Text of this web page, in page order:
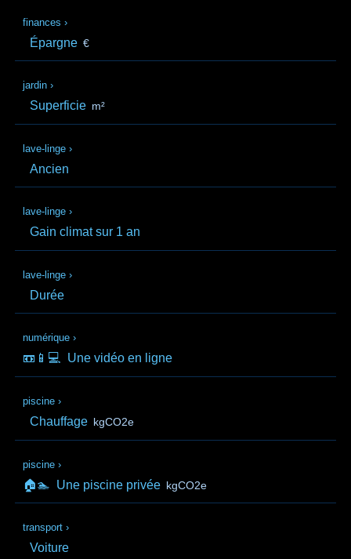
finances ›
Épargne €
jardin ›
Superficie m²
lave-linge ›
Ancien
lave-linge ›
Gain climat sur 1 an
lave-linge ›
Durée
numérique ›
📼📱💻 Une vidéo en ligne
piscine ›
Chauffage kgCO2e
piscine ›
🏠🏊 Une piscine privée kgCO2e
transport ›
Voiture